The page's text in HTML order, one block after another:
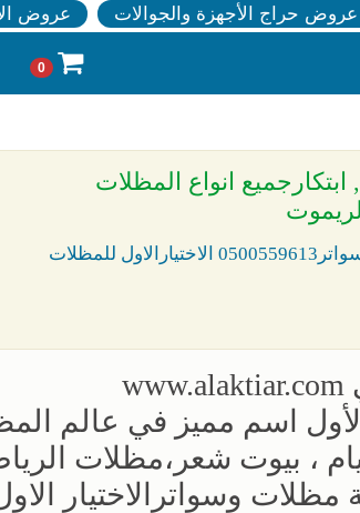
عروض حراج الأجهزة والجوالات عروض
0
انواع المظلات
للمظلات
اسم مميز في عالم
، بيوت شعر،مظلات
وسواترالاختيار